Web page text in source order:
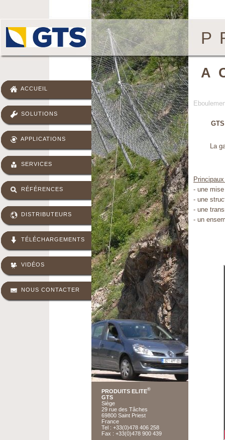
ACCUEIL
SOLUTIONS
APPLICATIONS
SERVICES
RÉFÉRENCES
DISTRIBUTEURS
TÉLÉCHARGEMENTS
VIDÉOS
NOUS CONTACTER
PRODUITS ELITE®
GTS
Siège
29 rue des Tâches
69800 Saint Priest
France
Tel : +33(0)478 406 258
Fax : +33(0)478 900 439
La
- une
- une
- une
- un